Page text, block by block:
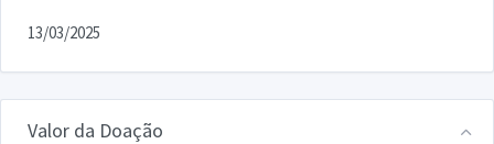
13/03/2025
Valor da Doação